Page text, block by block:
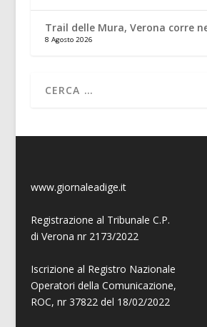
Trail delle Mura, Verona corre
8 Agosto 2026
www.giornaleadige.it
Registrazione al Tribunale C.P.
di Verona nr 2173/2022
Iscrizione al Registro Nazionale
Operatori della Comunicazione,
ROC, nr 37822 del 18/02/2022